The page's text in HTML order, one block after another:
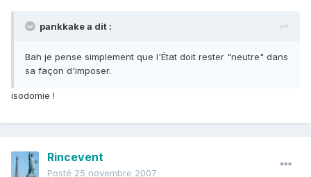
pankkake a dit :
Bah je pense simplement que l'État doit rester "neutre" dans
sa façon d'imposer.
isodomie !
Rincevent
Posté 25 novembre 2007